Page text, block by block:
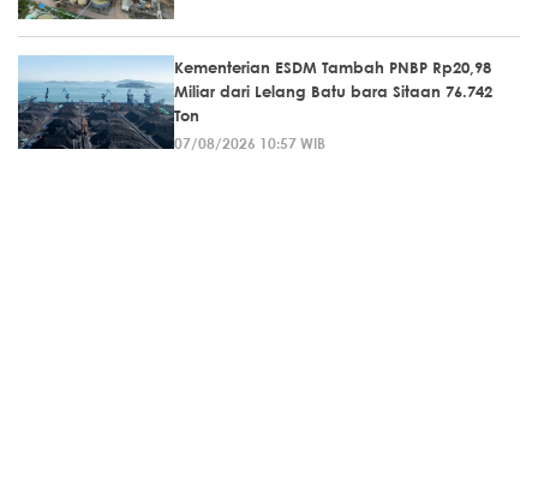
Kementerian ESDM Tambah PNBP Rp20,98
Miliar dari Lelang Batu bara Sitaan 76.742
Ton
07/08/2026 10:57 WIB